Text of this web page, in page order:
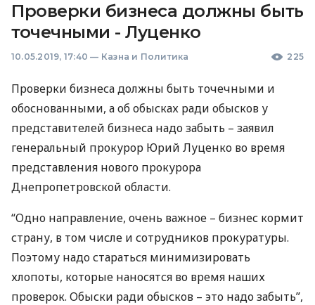
Проверки бизнеса должны быть
точечными - Луценко
10.05.2019, 17:40 — Казна и Политика 225
Проверки бизнеса должны быть точечными и
обоснованными, а об обысках ради обысков у
представителей бизнеса надо забыть – заявил
генеральный прокурор Юрий Луценко во время
представления нового прокурора
Днепропетровской области.
“Одно направление, очень важное – бизнес кормит
страну, в том числе и сотрудников прокуратуры.
Поэтому надо стараться минимизировать
хлопоты, которые наносятся во время наших
проверок. Обыски ради обысков – это надо забыть”,